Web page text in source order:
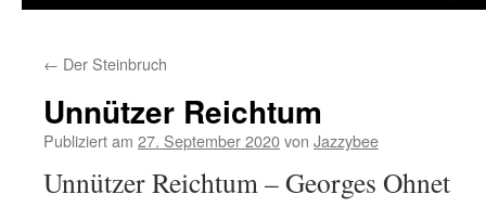
← Der Steinbruch
Unnützer Reichtum
Publiziert am 27. September 2020von Jazzybee
Unnützer Reichtum – Georges Ohnet